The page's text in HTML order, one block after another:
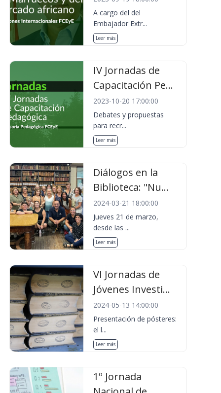
A cargo del del
Embajador Extr...
Leer más
IV Jornadas de
Capacitación Pe...
2023-10-20 17:00:00
Debates y propuestas
para recr...
Leer más
Diálogos en la
Biblioteca: "Nu...
2024-03-21 18:00:00
Jueves 21 de marzo,
desde las ...
Leer más
VI Jornadas de
Jóvenes Investi...
2024-05-13 14:00:00
Presentación de pósteres:
el l...
Leer más
1º Jornada